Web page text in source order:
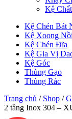
Kệ
Kệ Chén Bát
Kệ Xoong Nồi
Kệ Chén Đĩa
Kệ Gia Vị
Kệ Góc
Thùng Gạo
Thùng Rác
Trang chủ / Shop /
2 tầng Inox 304 –